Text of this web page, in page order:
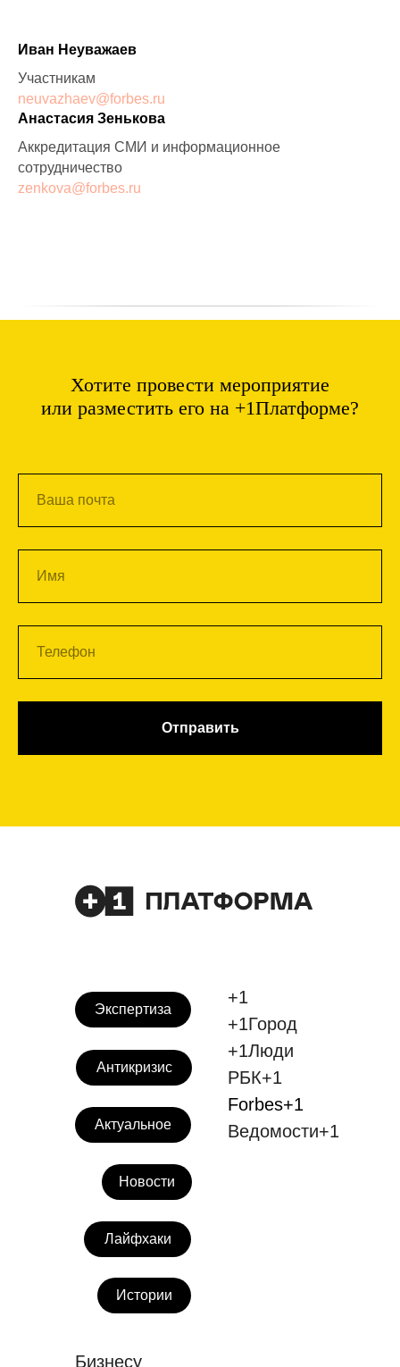
Иван Неуважаев
Участникам
neuvazhaev@forbes.ru
Анастасия Зенькова
Аккредитация СМИ и информационное
сотрудничество
zenkova@forbes.ru
Хотите провести мероприятие
или разместить его на +1Платформе?
Отправить
Экспертиза
Антикризис
Актуальное
Новости
Лайфхаки
Истории
+1
+1Город
+1Люди
РБК+1
Forbes+1
Ведомости+1
Бизнесу